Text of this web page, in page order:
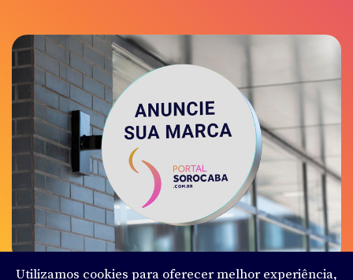
Utilizamos cookies para oferecer melhor experiência,